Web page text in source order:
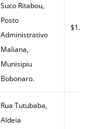
Suco Ritabou,
Posto
Administrativo
Maliana,
Munisipiu
Bobonaro.
$1.58
Rua Tutubaba,
Aldeia